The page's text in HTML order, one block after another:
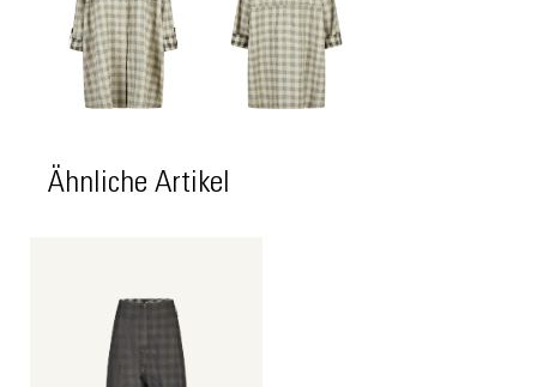
Ähnliche Artikel